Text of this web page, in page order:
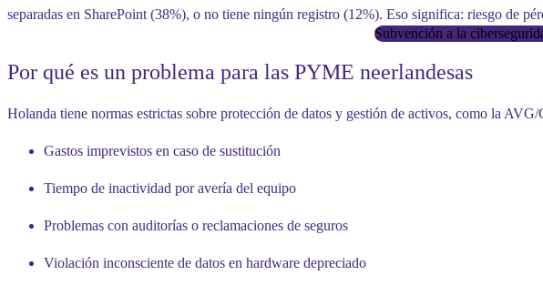
separadas en SharePoint (38%), o no tiene ningún registro (12%). Eso significa: riesgo de
Subvención a la
Por qué es un problema para las PYME neerlandesas
Holanda tiene normas estrictas sobre protección de datos y gestión de activos, como laAVG/
Gastos imprevistos en caso de sustitución
Tiempo de inactividad por avería del equipo
Problemas con auditorías o reclamaciones de seguros
Violación inconsciente de datos en hardware depreciado